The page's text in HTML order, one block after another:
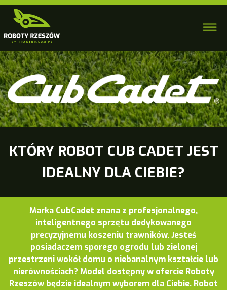
KTÓRY ROBOT CUB CADET JEST
IDEALNY DLA CIEBIE?
Marka CubCadet znana z profesjonalnego,
inteligentnego sprzętu dedykowanego
precyzyjnemu koszeniu trawników. Jesteś
posiadaczem sporego ogrodu lub zielonej
przestrzeni wokół domu o niebanalnym kształcie lub
nierównościach? Model dostępny w ofercie Roboty
Rzeszów będzie idealnym wyborem dla Ciebie. Robot